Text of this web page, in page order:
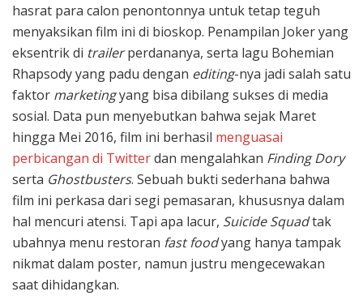
hasrat para calon penontonnya untuk tetap teguh
menyaksikan film ini di bioskop. Penampilan Joker yang
eksentrik di trailerperdananya, serta lagu Bohemian
Rhapsody yang padu dengan editing-nya jadi salah satu
faktor marketingyang bisa dibilang sukses di media
sosial. Data pun menyebutkan bahwa sejak Maret
hingga Mei 2016, film ini berhasil menguasai
perbicangan di Twitterdan mengalahkan Finding Dory
serta Ghostbusters. Sebuah bukti sederhana bahwa
film ini perkasa dari segi pemasaran, khususnya dalam
hal mencuri atensi. Tapi apa lacur, Suicide Squadtak
ubahnya menu restoran fast foodyang hanya tampak
nikmat dalam poster, namun justru mengecewakan
saat dihidangkan.